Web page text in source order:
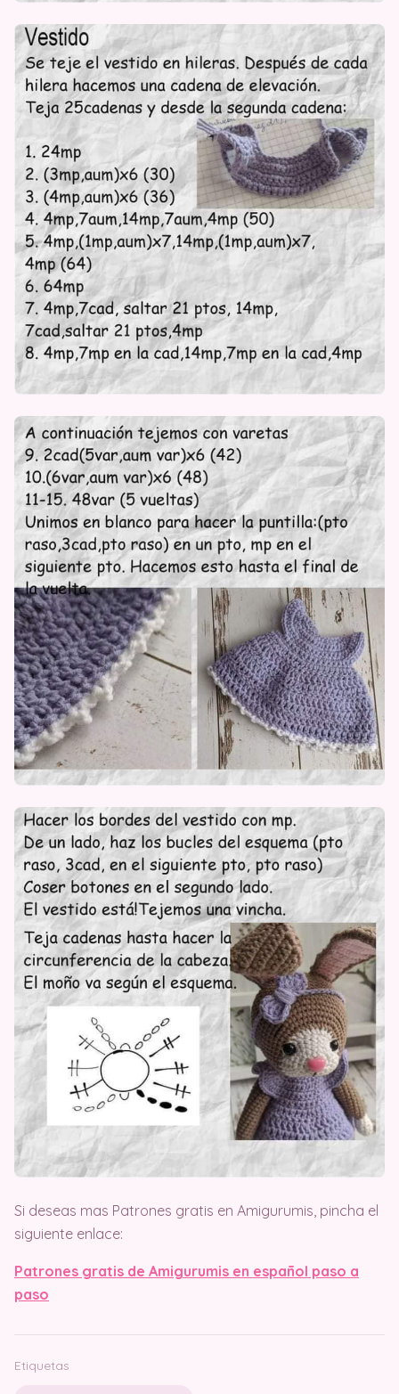
Si deseas mas Patrones gratis en Amigurumis, pincha el
siguiente enlace:
Patrones gratis de Amigurumis en español paso a
paso
Etiquetas